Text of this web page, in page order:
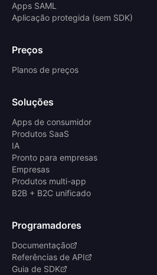
Apps SAML
Aplicação protegida (sem SDK)
Preços
Planos de preços
Soluções
Apps de consumidor
Produtos SaaS
IA
Pronto para empresas
Empresas
Produtos multi-app
B2B + B2C unificado
Programadores
Documentação
Referências de API
Guia de SDK